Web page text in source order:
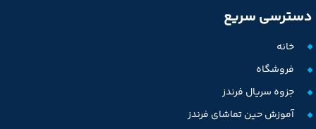
خانه
فروشگاه
جزوه سریال فرندز
آموزش حین تماشای فرندز
دسترسی سریع